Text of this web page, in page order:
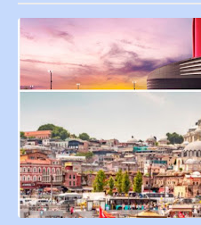
عقارات و مجمعات سكنية
مساجد اسطنبول